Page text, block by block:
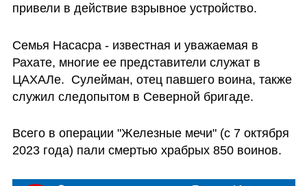
привели в действие взрывное устройство.
Семья Насасра - известная и уважаемая в
Рахате, многие ее представители служат в
ЦАХАЛе.  Сулейман, отец павшего воина, также
служил следопытом в Северной бригаде.
Всего в операции "Железные мечи" (с 7 октября
2023 года) пали смертью храбрых 850 воинов.